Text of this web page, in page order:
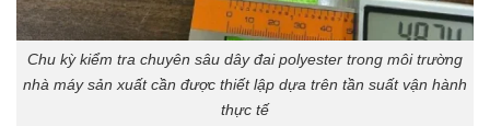
Chu kỳ kiểm tra chuyên sâu dây đai polyester trong môi trường
nhà máy sản xuất cần được thiết lập dựa trên tần suất vận hành
thực tế